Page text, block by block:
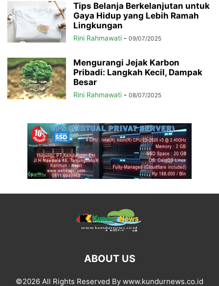
Tips Belanja Berkelanjutan untuk
Gaya Hidup yang Lebih Ramah
Lingkungan
Rini Rahmawati - 09/07/2025
Mengurangi Jejak Karbon
Pribadi: Langkah Kecil, Dampak
Besar
Rini Rahmawati - 08/07/2025
ABOUT US
©2026 All Rights Reserved By www.kundurnews.co.id